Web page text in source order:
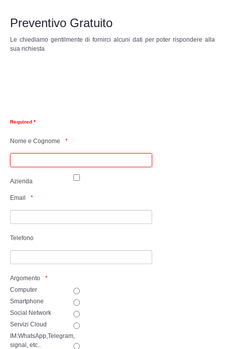
Perizia DVR
Perizia Data Breach
Indagini su computer
Indagini Smartphone,Tablet
Copia/Acquisizione Forense
Bonifiche Digitali
Forensics Readiness
Incident Response
Preventivo Gratuito
Le chiediamo gentilmente di fornirci alcuni dati per poter rispondere alla
sua richiesta
Required *
Nome e Cognome
Azienda
Email
Telefono
Argomento
Computer
Smartphone
Social Network
Servizi Cloud
IM:WhatsApp,Telegram,
signal, etc..